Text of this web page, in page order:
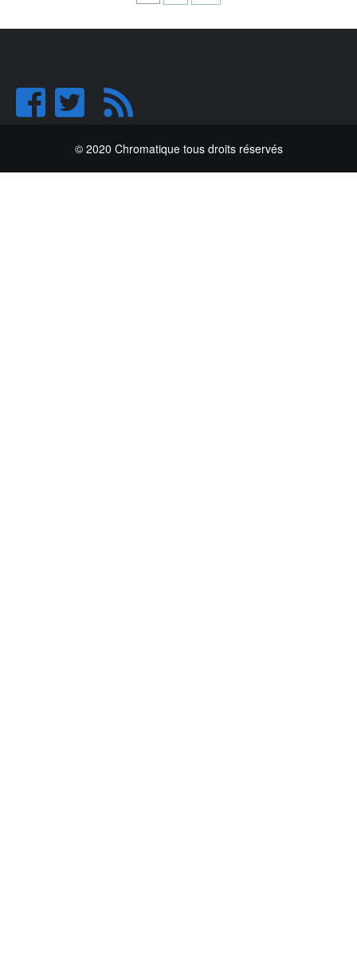
© 2020 Chromatique tous droits réservés